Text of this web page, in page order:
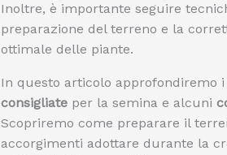
Inoltre, è importante seguire
preparazione del terreno e la
ottimale delle piante.
In questo articolo approfondiremo i
consigliate per la semina e alcuni
Scopriremo come preparare il
accorgimenti adottare durante la